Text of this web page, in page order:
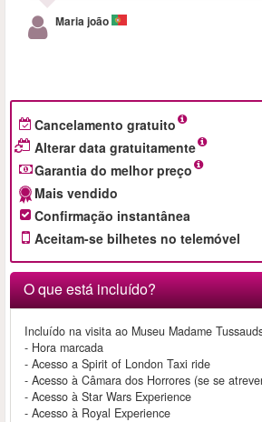
Maria joão
Cancelamento gratuito
Alterar data gratuitamente
Garantia do melhor preço
Mais vendido
Confirmação instantânea
Aceitam-se bilhetes no telemóvel
O que está incluído?
Incluído na visita ao Museu Madame
- Hora marcada
- Acesso a Spirit of London Taxi ride
- Acesso à Câmara dos Horrores (se se
- Acesso à Star Wars Experience
- Acesso à Royal Experience